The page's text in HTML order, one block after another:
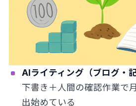
AIライティング（ブログ・
下書き＋人間の確認作業で
出始めている